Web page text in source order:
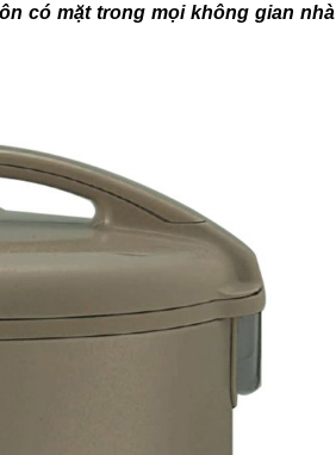
có mặt trong mọi không gian nhà